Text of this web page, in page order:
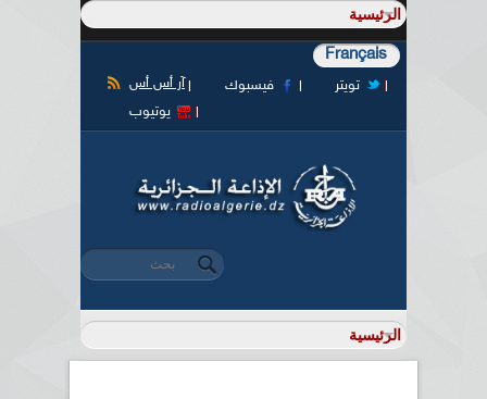
Français
آر أس أس فيسبوك
تويتر
يوتيوب
استمارة البحث
‏بحث ‏